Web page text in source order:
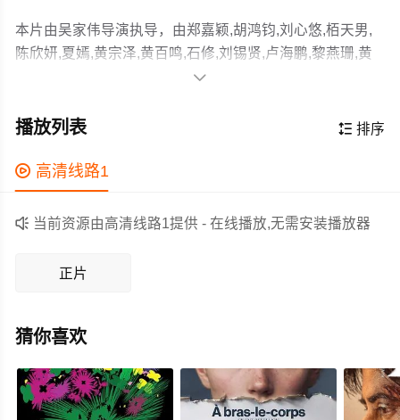
本片由吴家伟导演执导，由郑嘉颖,胡鸿钧,刘心悠,栢天男,
陈欣妍,夏嫣,黄宗泽,黄百鸣,石修,刘锡贤,卢海鹏,黎燕珊,黄
文标,白彪等主演，故事情节跌岩起伏、扣人心弦，领广大
揉合智力与武力的运动。影片则以反贪处长和黑帮老大的
对方贿赂海关、利用拳馆打棋拳、走私烟洗黑钱的大案。
作为一部 上映的剧情电影，在当期同类题材影片中具有一
定的看点，在演员表现和剧情架构上也都有不错的亮点，
剧情紧凑，角色塑造鲜明，适合喜欢剧情类电影的观众观

 排序
播放列表
 高清线路1
 当前资源由高清线路1提供 - 在线播放,无需安装播放器
正片
猜你喜欢